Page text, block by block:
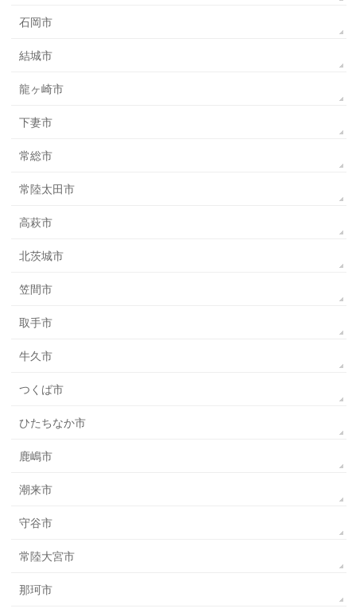
石岡市
結城市
龍ヶ崎市
下妻市
常総市
常陸太田市
高萩市
北茨城市
笠間市
取手市
牛久市
つくば市
ひたちなか市
鹿嶋市
潮来市
守谷市
常陸大宮市
那珂市